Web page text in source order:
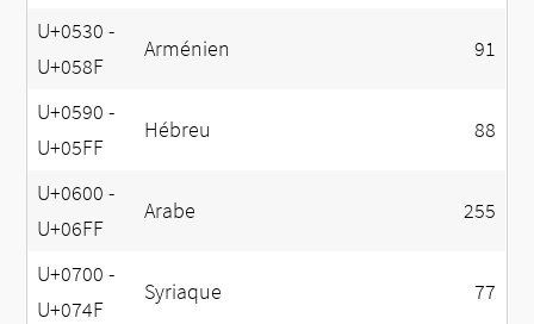
U+0530 -
U+058F
Arménien 91
U+0590 -
U+05FF
Hébreu 88
U+0600 -
U+06FF
Arabe 255
U+0700 -
U+074F
Syriaque 77